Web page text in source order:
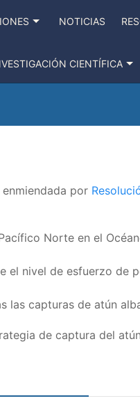
NOTICIAS
CIENTÍFICA
enmiendada por
Norte en el
el nivel de esfuerzo
las capturas de atún
de captura del